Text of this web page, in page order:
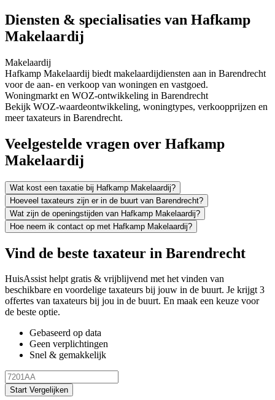
Diensten & specialisaties van Hafkamp
Makelaardij
Makelaardij
Hafkamp Makelaardij biedt makelaardijdiensten aan in Barendrecht
voor de aan- en verkoop van woningen en vastgoed.
Woningmarkt en WOZ-ontwikkeling in Barendrecht
Bekijk WOZ-waardeontwikkeling, woningtypes, verkoopprijzen en
meer taxateurs in Barendrecht.
Veelgestelde vragen over Hafkamp
Makelaardij
Wat kost een taxatie bij Hafkamp Makelaardij?
Hoeveel taxateurs zijn er in de buurt van Barendrecht?
Wat zijn de openingstijden van Hafkamp Makelaardij?
Hoe neem ik contact op met Hafkamp Makelaardij?
Vind de beste taxateur in Barendrecht
HuisAssist helpt gratis & vrijblijvend met het vinden van
beschikbare en voordelige taxateurs bij jouw in de buurt. Je krijgt 3
offertes van taxateurs bij jou in de buurt. En maak een keuze voor
de beste optie.
Gebaseerd op data
Geen verplichtingen
Snel & gemakkelijk
Start Vergelijken